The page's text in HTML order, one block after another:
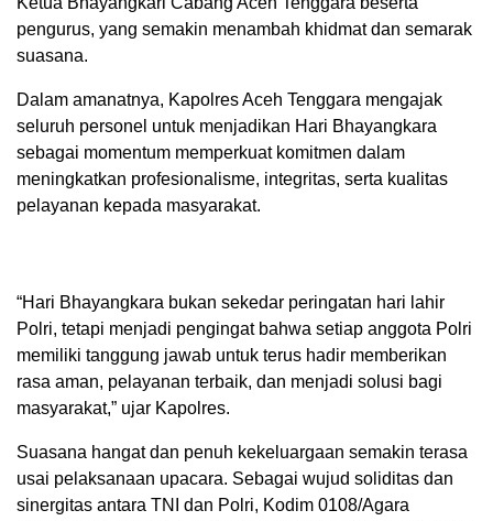
pengurus, yang semakin menambah khidmat dan semarak
suasana.
Dalam amanatnya, Kapolres Aceh Tenggara mengajak
seluruh personel untuk menjadikan Hari Bhayangkara
sebagai momentum memperkuat komitmen dalam
meningkatkan profesionalisme, integritas, serta kualitas
pelayanan kepada masyarakat.
“Hari Bhayangkara bukan sekedar peringatan hari lahir
Polri, tetapi menjadi pengingat bahwa setiap anggota Polri
memiliki tanggung jawab untuk terus hadir memberikan
rasa aman, pelayanan terbaik, dan menjadi solusi bagi
masyarakat,” ujar Kapolres.
Suasana hangat dan penuh kekeluargaan semakin terasa
usai pelaksanaan upacara. Sebagai wujud soliditas dan
sinergitas antara TNI dan Polri, Kodim 0108/Agara